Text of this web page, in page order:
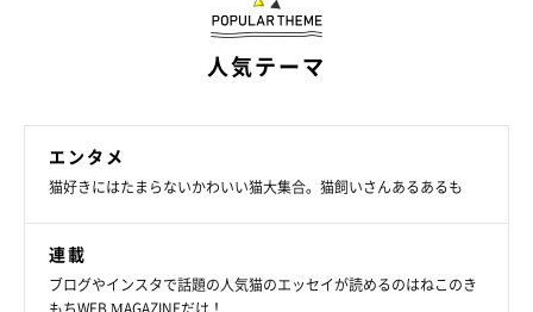
人気テーマ
エンタメ
猫好きにはたまらないかわいい猫大集合。猫飼いさんあるあるも
連載
ブログやインスタで話題の人気猫のエッセイが読めるのはねこのき